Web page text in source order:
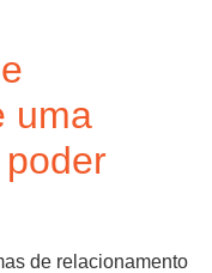
uma
de relacionamento